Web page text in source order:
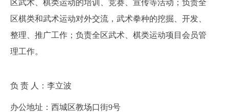
区武术、棋类运动的培训、竞赛、宣传等活动；负责全
区棋类和武术运动对外交流，武术拳种的挖掘、开发、
整理、推广工作；负责全区武术、棋类运动项目会员管
理工作。
负 责 人： 李立波
办公地址： 西城区教场口街9号